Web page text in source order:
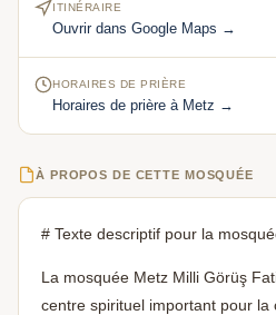
ITINÉRAIRE
Ouvrir dans Google Maps →
HORAIRES DE PRIÈRE
Horaires de prière à Metz →
À PROPOS DE CETTE MOSQUÉE
# Texte descriptif pour la
La mosquée Metz Milli Görüş
centre spirituel important pour